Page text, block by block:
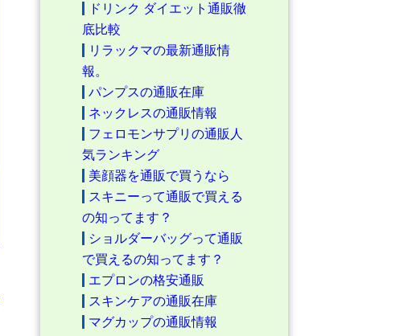
ドリンク ダイエット通販徹
底比較
リラックマの最新通販情
報。
パンプスの通販在庫
ネックレスの通販情報
フェロモンサプリの通販人
気ランキング
美顔器を通販で買うなら
スキニーって通販で買える
の知ってます？
ショルダーバッグって通販
で買えるの知ってます？
エプロンの格安通販
スキンケアの通販在庫
マグカップの通販情報